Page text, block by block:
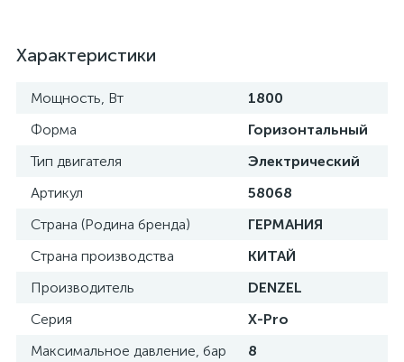
Характеристики
Мощность, Вт
1800
Форма
Горизонтальный
Тип двигателя
Электрический
Артикул
58068
Страна (Родина бренда)
ГЕРМАНИЯ
Страна производства
КИТАЙ
Производитель
DENZEL
Серия
X-Pro
Максимальное давление, бар
8